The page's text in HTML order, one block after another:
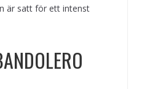
är satt för ett intenst